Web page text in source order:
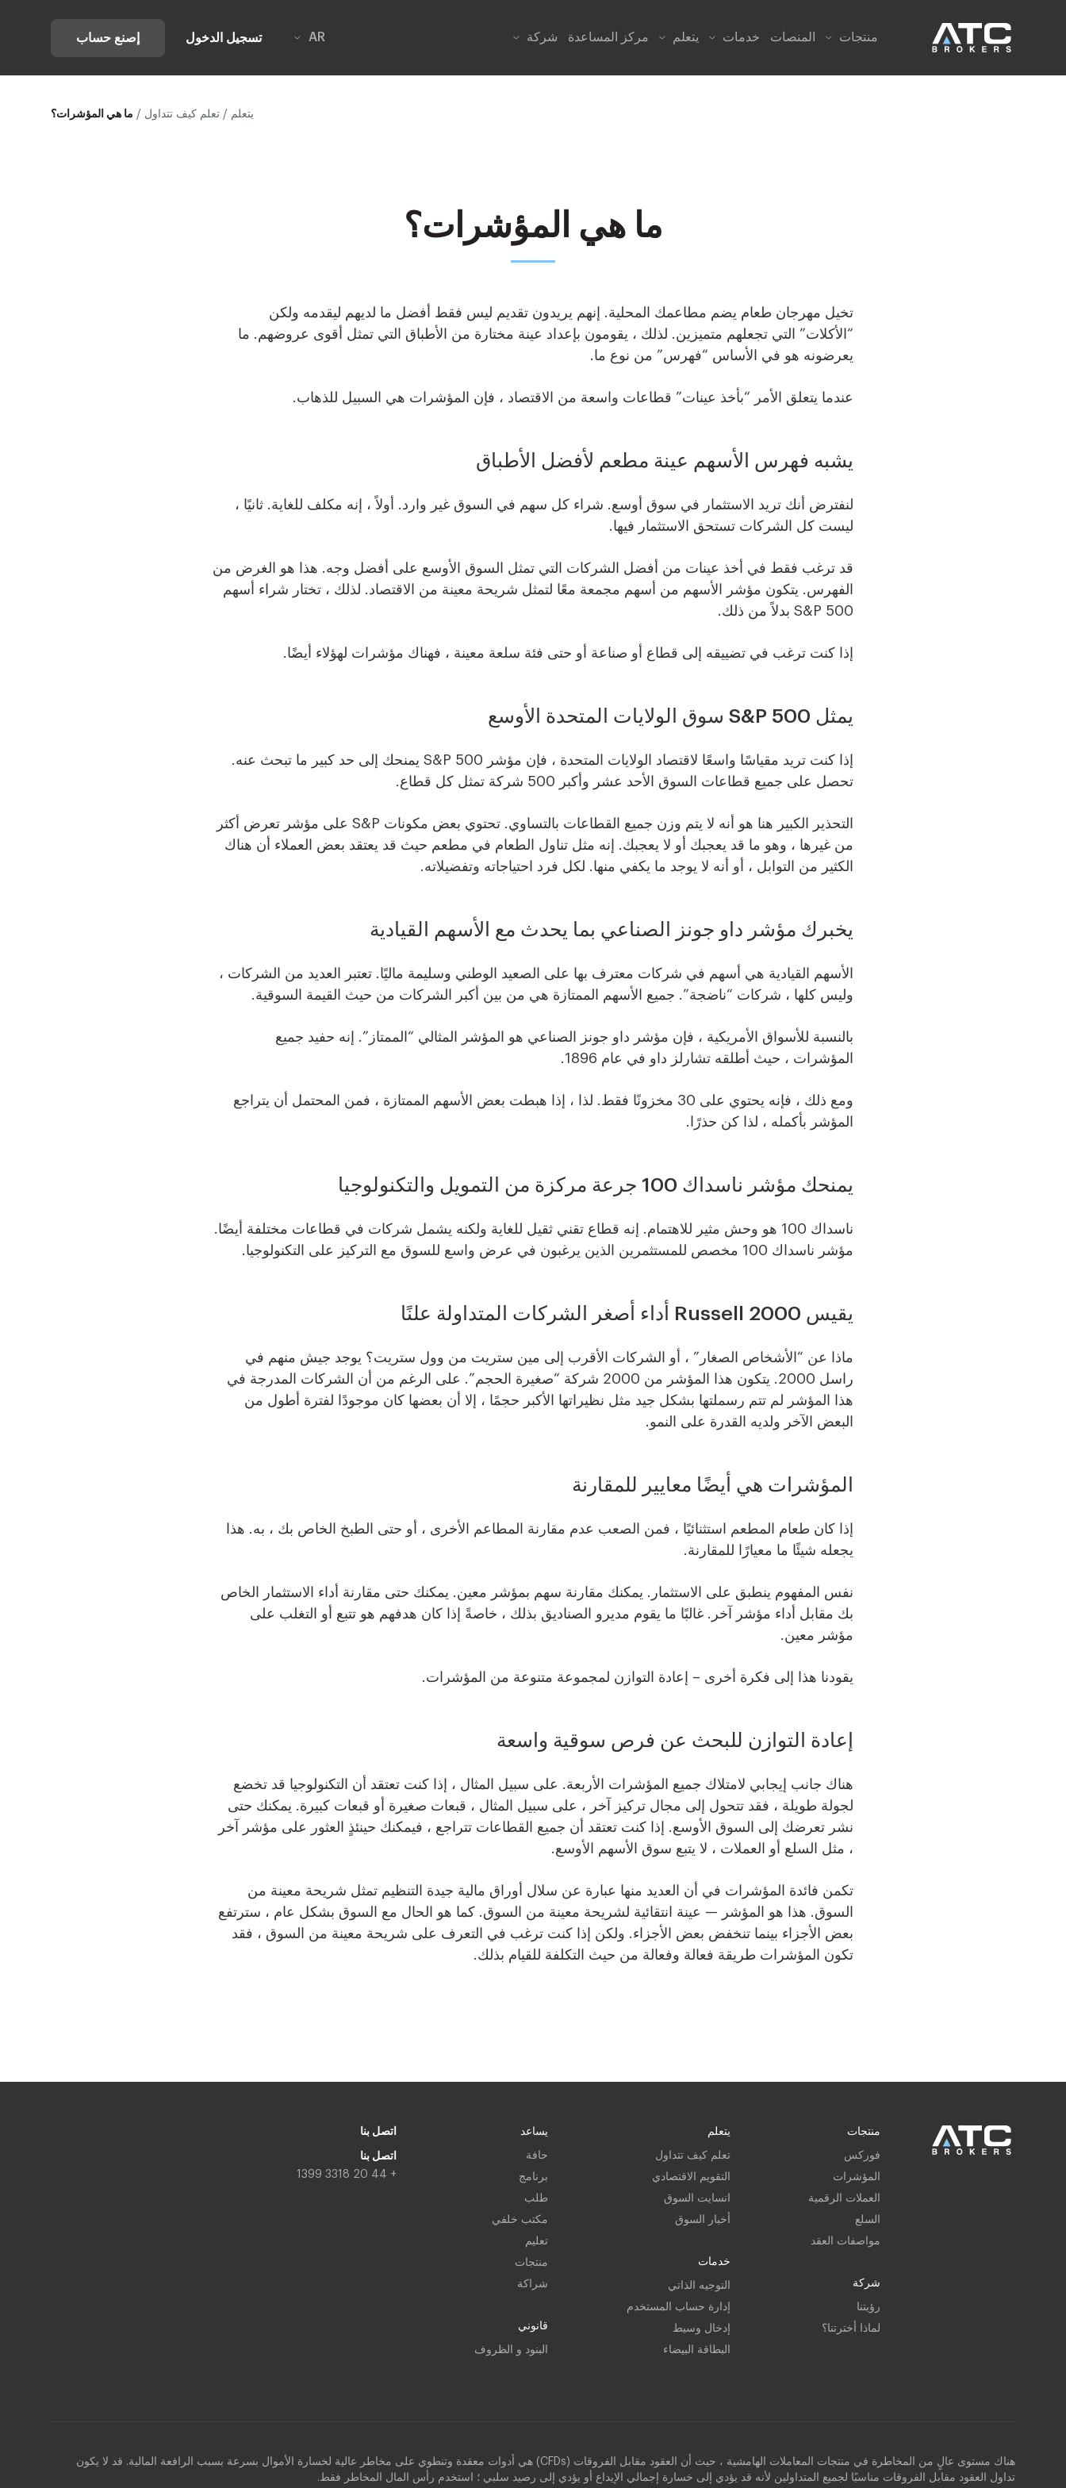
منتجات المنصات خدمات يتعلم مركز المساعدة شركة AR تسجيل الدخول إصنع حساب
يتعلم / تعلم كيف تتداول / ما هي المؤشرات؟
ما هي المؤشرات؟
تخيل مهرجان طعام يضم مطاعمك المحلية. إنهم يريدون تقديم ليس فقط أفضل ما لديهم ليقدمه ولكن
“الأكلات” التي تجعلهم متميزين. لذلك ، يقومون بإعداد عينة مختارة من الأطباق التي تمثل أقوى عروضهم. ما
يعرضونه هو في الأساس “فهرس” من نوع ما.
عندما يتعلق الأمر “بأخذ عينات” قطاعات واسعة من الاقتصاد ، فإن المؤشرات هي السبيل للذهاب.
يشبه فهرس الأسهم عينة مطعم لأفضل الأطباق
لنفترض أنك تريد الاستثمار في سوق أوسع. شراء كل سهم في السوق غير وارد. أولاً ، إنه مكلف للغاية. ثانيًا ،
ليست كل الشركات تستحق الاستثمار فيها.
قد ترغب فقط في أخذ عينات من أفضل الشركات التي تمثل السوق الأوسع على أفضل وجه. هذا هو الغرض من
الفهرس. يتكون مؤشر الأسهم من أسهم مجمعة معًا لتمثل شريحة معينة من الاقتصاد. لذلك ، تختار شراء أسهم
S&P 500 بدلاً من ذلك.
إذا كنت ترغب في تضييقه إلى قطاع أو صناعة أو حتى فئة سلعة معينة ، فهناك مؤشرات لهؤلاء أيضًا.
يمثل S&P 500 سوق الولايات المتحدة الأوسع
إذا كنت تريد مقياسًا واسعًا لاقتصاد الولايات المتحدة ، فإن مؤشر S&P 500 يمنحك إلى حد كبير ما تبحث عنه.
تحصل على جميع قطاعات السوق الأحد عشر وأكبر 500 شركة تمثل كل قطاع.
التحذير الكبير هنا هو أنه لا يتم وزن جميع القطاعات بالتساوي. تحتوي بعض مكونات S&P على مؤشر تعرض أكثر
من غيرها ، وهو ما قد يعجبك أو لا يعجبك. إنه مثل تناول الطعام في مطعم حيث قد يعتقد بعض العملاء أن هناك
الكثير من التوابل ، أو أنه لا يوجد ما يكفي منها. لكل فرد احتياجاته وتفضيلاته.
يخبرك مؤشر داو جونز الصناعي بما يحدث مع الأسهم القيادية
الأسهم القيادية هي أسهم في شركات معترف بها على الصعيد الوطني وسليمة ماليًا. تعتبر العديد من الشركات ،
وليس كلها ، شركات “ناضجة”. جميع الأسهم الممتازة هي من بين أكبر الشركات من حيث القيمة السوقية.
بالنسبة للأسواق الأمريكية ، فإن مؤشر داو جونز الصناعي هو المؤشر المثالي “الممتاز”. إنه حفيد جميع
المؤشرات ، حيث أطلقه تشارلز داو في عام 1896.
ومع ذلك ، فإنه يحتوي على 30 مخزونًا فقط. لذا ، إذا هبطت بعض الأسهم الممتازة ، فمن المحتمل أن يتراجع
المؤشر بأكمله ، لذا كن حذرًا.
يمنحك مؤشر ناسداك 100 جرعة مركزة من التمويل والتكنولوجيا
ناسداك 100 هو وحش مثير للاهتمام. إنه قطاع تقني ثقيل للغاية ولكنه يشمل شركات في قطاعات مختلفة أيضًا.
مؤشر ناسداك 100 مخصص للمستثمرين الذين يرغبون في عرض واسع للسوق مع التركيز على التكنولوجيا.
يقيس Russell 2000 أداء أصغر الشركات المتداولة علنًا
ماذا عن “الأشخاص الصغار” ، أو الشركات الأقرب إلى مين ستريت من وول ستريت؟ يوجد جيش منهم في
راسل 2000. يتكون هذا المؤشر من 2000 شركة “صغيرة الحجم”. على الرغم من أن الشركات المدرجة في
هذا المؤشر لم تتم رسملتها بشكل جيد مثل نظيراتها الأكبر حجمًا ، إلا أن بعضها كان موجودًا لفترة أطول من
البعض الآخر ولديه القدرة على النمو.
المؤشرات هي أيضًا معايير للمقارنة
إذا كان طعام المطعم استثنائيًا ، فمن الصعب عدم مقارنة المطاعم الأخرى ، أو حتى الطبخ الخاص بك ، به. هذا
يجعله شيئًا ما معيارًا للمقارنة.
نفس المفهوم ينطبق على الاستثمار. يمكنك مقارنة سهم بمؤشر معين. يمكنك حتى مقارنة أداء الاستثمار الخاص
بك مقابل أداء مؤشر آخر. غالبًا ما يقوم مديرو الصناديق بذلك ، خاصةً إذا كان هدفهم هو تتبع أو التغلب على
مؤشر معين.
يقودنا هذا إلى فكرة أخرى – إعادة التوازن لمجموعة متنوعة من المؤشرات.
إعادة التوازن للبحث عن فرص سوقية واسعة
هناك جانب إيجابي لامتلاك جميع المؤشرات الأربعة. على سبيل المثال ، إذا كنت تعتقد أن التكنولوجيا قد تخضع
لجولة طويلة ، فقد تتحول إلى مجال تركيز آخر ، على سبيل المثال ، قبعات صغيرة أو قبعات كبيرة. يمكنك حتى
نشر تعرضك إلى السوق الأوسع. إذا كنت تعتقد أن جميع القطاعات تتراجع ، فيمكنك حينئذٍ العثور على مؤشر آخر
، مثل السلع أو العملات ، لا يتبع سوق الأسهم الأوسع.
تكمن فائدة المؤشرات في أن العديد منها عبارة عن سلال أوراق مالية جيدة التنظيم تمثل شريحة معينة من
السوق. هذا هو المؤشر — عينة انتقائية لشريحة معينة من السوق. كما هو الحال مع السوق بشكل عام ، سترتفع
بعض الأجزاء بينما تنخفض بعض الأجزاء. ولكن إذا كنت ترغب في التعرف على شريحة معينة من السوق ، فقد
تكون المؤشرات طريقة فعالة وفعالة من حيث التكلفة للقيام بذلك.
منتجات
فوركس
المؤشرات
العملات الرقمية
السلع
مواصفات العقد
شركة
رؤيتنا
لماذا أخترتنا؟
يتعلم
تعلم كيف تتداول
التقويم الاقتصادي
انسايت السوق
أخبار السوق
خدمات
التوجيه الذاتي
إدارة حساب المستخدم
إدخال وسيط
البطاقة البيضاء
يساعد
حافة
برنامج
طلب
مكتب خلفي
تعليم
منتجات
شراكة
قانوني
البنود و الظروف
اتصل بنا
اتصل بنا
+ 44 20 3318 1399
هناك مستوى عالٍ من المخاطرة في منتجات المعاملات الهامشية ، حيث أن العقود مقابل الفروقات (CFDs) هي أدوات معقدة وتنطوي على مخاطر عالية لخسارة الأموال بسرعة بسبب الرافعة المالية. قد لا يكون
تداول العقود مقابل الفروقات مناسبًا لجميع المتداولين لأنه قد يؤدي إلى خسارة إجمالي الإيداع أو يؤدي إلى رصيد سلبي ؛ استخدم رأس المال المخاطر فقط.